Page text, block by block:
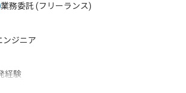
業務委託 (フリーランス)
ンジニア
経験